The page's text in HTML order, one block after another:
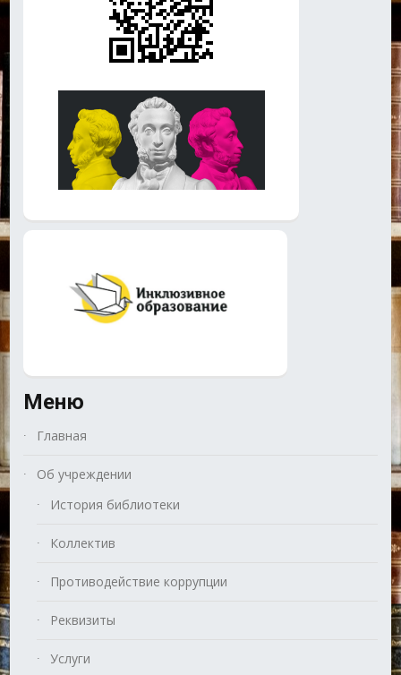
Меню
Главная
Об учреждении
История библиотеки
Коллектив
Противодействие коррупции
Реквизиты
Услуги